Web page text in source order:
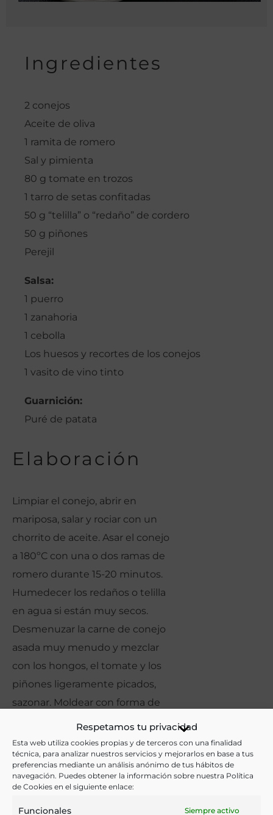
Respetamos tu privacidad
Esta web utiliza cookies propias y de terceros con una finalidad
técnica, para analizar nuestros servicios y mejorarlos en base a tus
preferencias mediante un análisis anónimo de tus hábitos de
navegación. Puedes obtener la información sobre nuestra Política
de Cookies en el siguiente enlace:
Funcionales Siempre activo
Ingredientes
2 conejos
Aceite de oliva
1 ramita de romero
Sal y pimienta
80 g tomate en trozos
1 tarro de setas confitadas
50 g “telilla” o “redaño” de cordero
50 g piñones
Perejil
Salsa:
1 puerro
1 zanahoria
1 cebolla
Los huesos y recortes de los conejos
1 vasito de vino tinto
Guarnición:
Puré de patata
Elaboración
Limpiar el conejo, abrir en
mariposa, salar y rociar con un
chorrito de aceite. Asar el conejo
a 180ºC con una o dos ramas de
romero durante 15-20 minutos.
Humedecer los redaños o telilla
en agua si están muy secos.
Desmenuzar la carne de conejo
asada muy menudo y mezclar
con los hongos, el tomate y los
piñones ligeramente picados,
sazonar. Moldear con forma de
albóndiga compactando la
carne.
Extender la telilla en trozos para
envolver las albóndigas. Poner
una albóndiga de farsa en el
centro de cada una y cerrar